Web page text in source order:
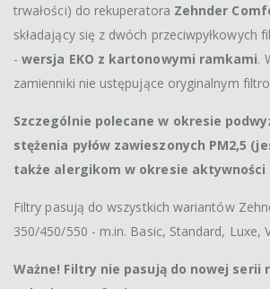
trwałości) do rekuperatora Zehnder
składający się z dwóch przeciwpyłkowych
-wersja EKO z kartonowymi ramkami.
zamienniki nie ustępujące oryginalnym
Szczególnie polecane w okresie
stężenia pyłów zawieszonych PM2,5
także alergikom w okresie aktywności
Filtry pasują do wszystkich wariantów
350/450/550 - m.in. Basic, Standard, Luxe,
Ważne! Filtry nie pasują do nowej serii